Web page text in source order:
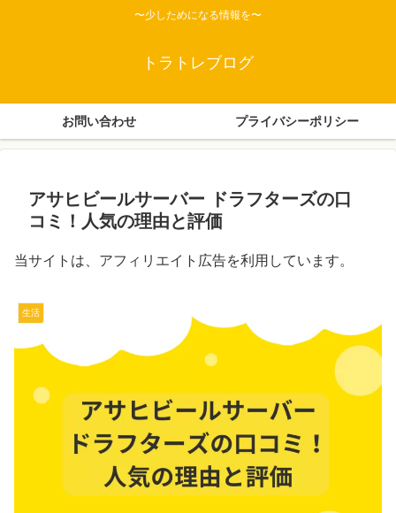
〜少しためになる情報を〜
トラトレブログ
お問い合わせ プライバシーポリシー
アサヒビールサーバー ドラフターズの口
コミ！人気の理由と評価
当サイトは、アフィリエイト広告を利用しています。
生活